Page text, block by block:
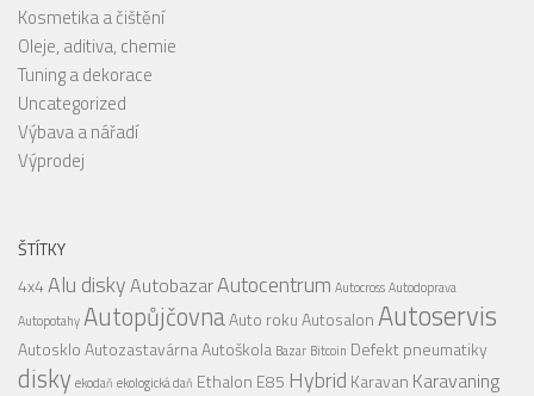
Kosmetika a čištění
Oleje, aditiva, chemie
Tuning a dekorace
Uncategorized
Výbava a nářadí
Výprodej
ŠTÍTKY
4x4Alu diskyAutobazarAutocentrum AutocrossAutodoprava
AutopotahyAutopůjčovnaAuto rokuAutosalonAutoservis
AutoskloAutozastavárnaAutoškola Bazar Bitcoin Defekt pneumatiky
disky ekodaň ekologická daň Ethalon E85 Hybrid Karavan Karavaning